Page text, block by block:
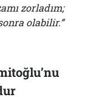
zorladım;
olabilir.”